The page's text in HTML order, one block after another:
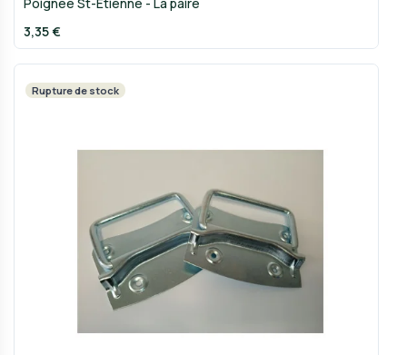
3,35 €
Rupture de stock